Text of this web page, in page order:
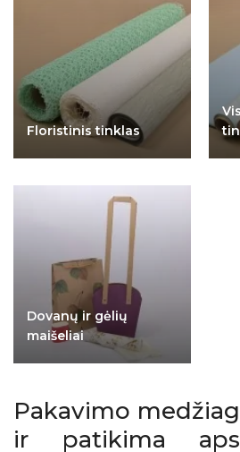
Floristinis tinklas
Dovanų ir gėlių
maišeliai
Pakavimo
ir patikima